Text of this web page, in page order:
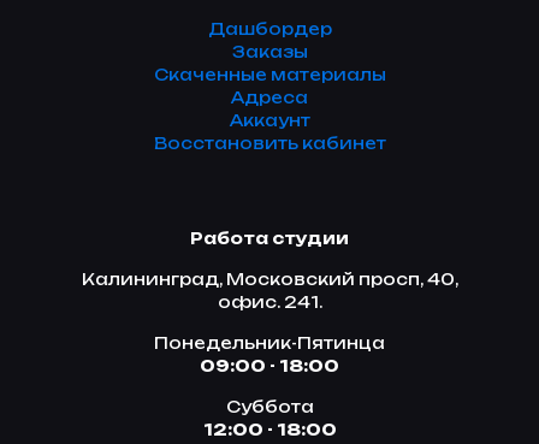
Дашбордер
Заказы
Скаченные материалы
Адреса
Аккаунт
Восстановить кабинет
Работа студии
Калининград, Московский просп, 40,
офис. 241.
Понедельник-Пятинца
09:00 - 18:00
Суббота
12:00 - 18:00